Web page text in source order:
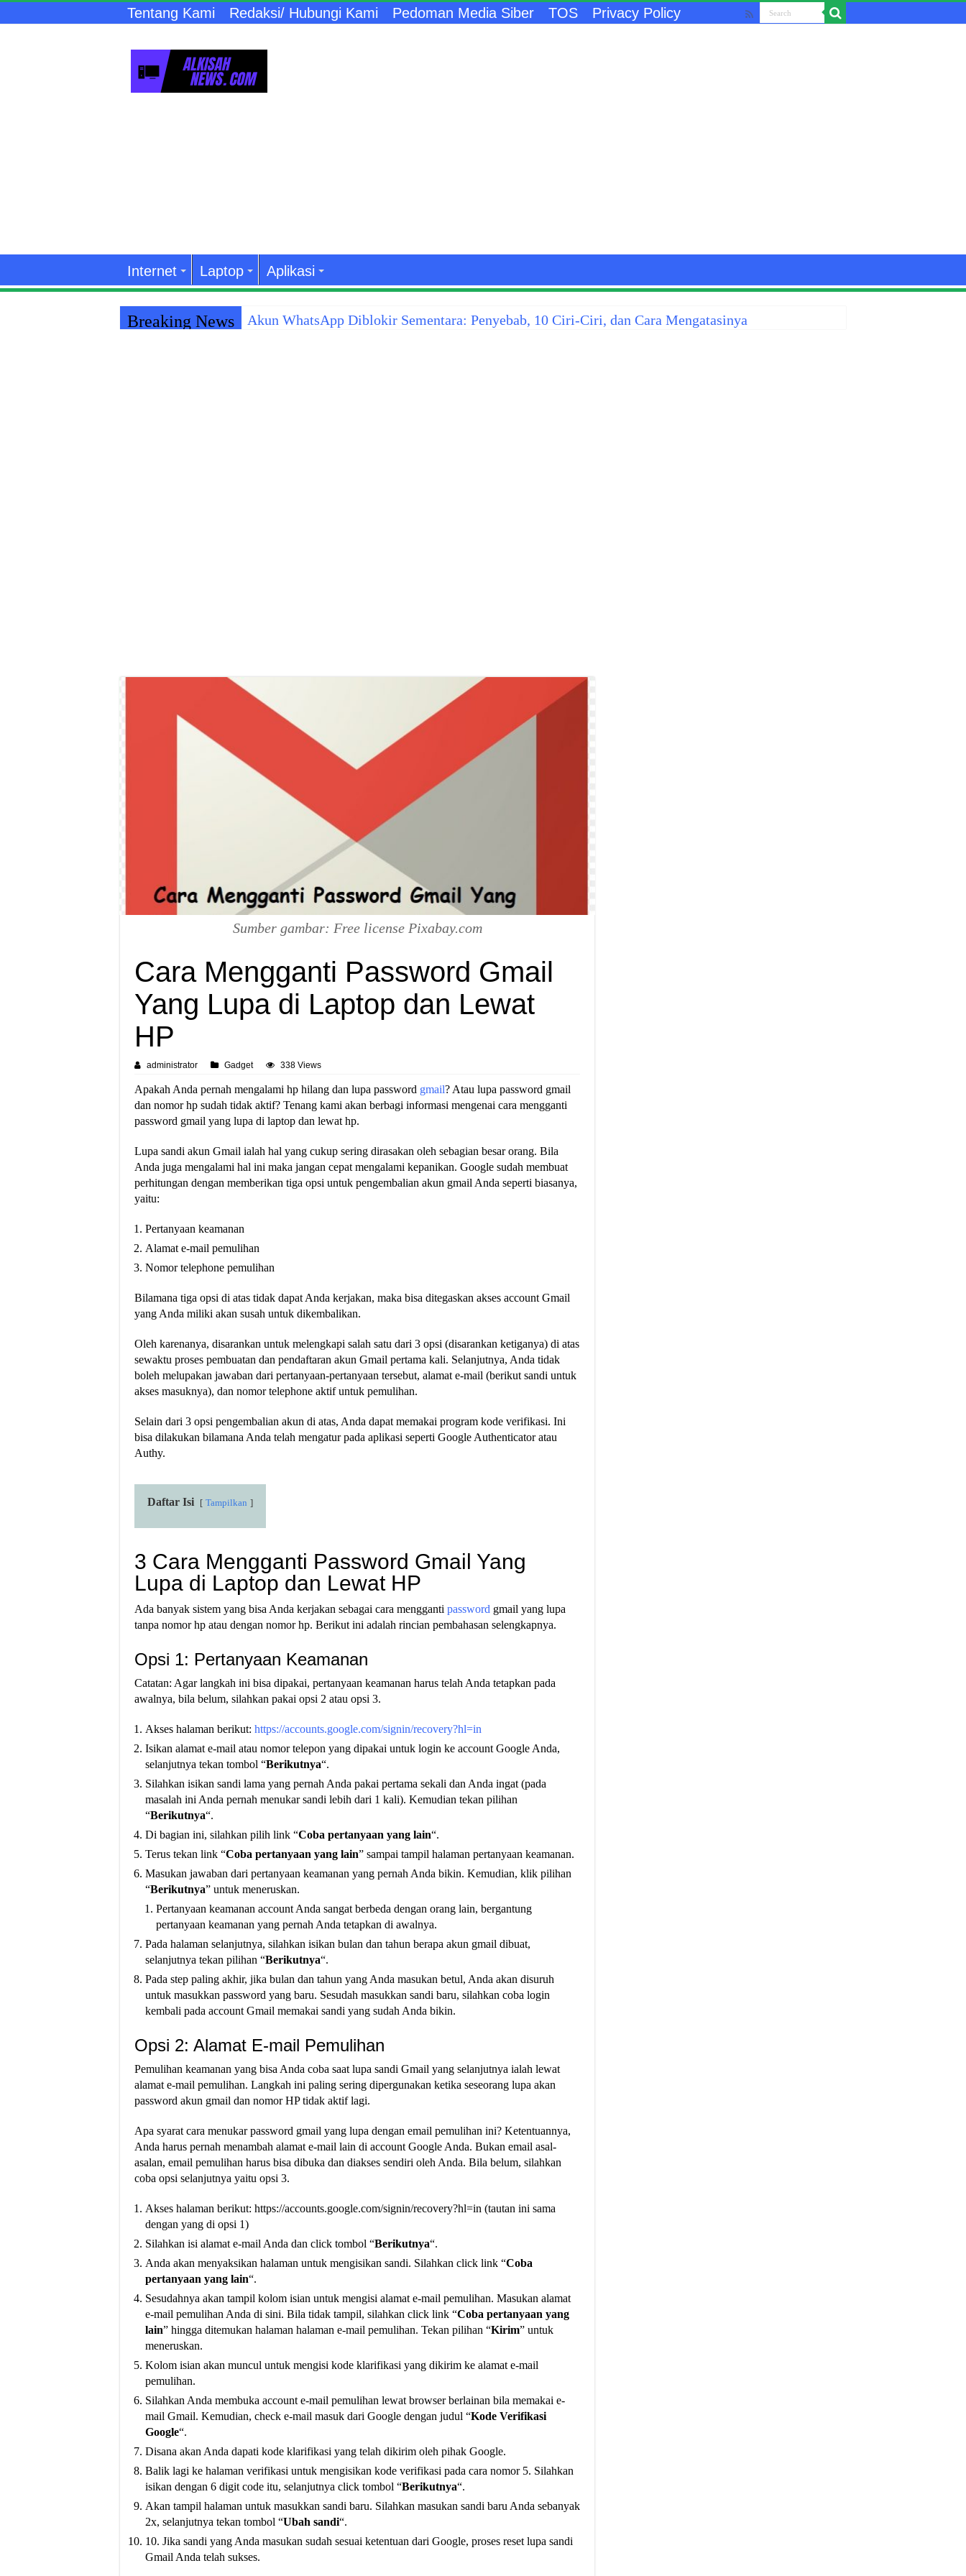
Tentang Kami Redaksi/ Hubungi Kami Pedoman Media Siber TOS Privacy Policy
Internet Laptop Aplikasi
Breaking News Akun WhatsApp Diblokir Sementara: Penyebab, 10 Ciri-Ciri, dan Cara Mengatasinya
Sumber gambar: Free license Pixabay.com
Cara Mengganti Password Gmail
Yang Lupa di Laptop dan Lewat
HP
administrator Gadget 338 Views
Apakah Anda pernah mengalami hp hilang dan lupa password gmail? Atau lupa password gmail
dan nomor hp sudah tidak aktif? Tenang kami akan berbagi informasi mengenai cara mengganti
password gmail yang lupa di laptop dan lewat hp.
Lupa sandi akun Gmail ialah hal yang cukup sering dirasakan oleh sebagian besar orang. Bila
Anda juga mengalami hal ini maka jangan cepat mengalami kepanikan. Google sudah membuat
perhitungan dengan memberikan tiga opsi untuk pengembalian akun gmail Anda seperti biasanya,
yaitu:
Pertanyaan keamanan
Alamat e-mail pemulihan
Nomor telephone pemulihan
Bilamana tiga opsi di atas tidak dapat Anda kerjakan, maka bisa ditegaskan akses account Gmail
yang Anda miliki akan susah untuk dikembalikan.
Oleh karenanya, disarankan untuk melengkapi salah satu dari 3 opsi (disarankan ketiganya) di atas
sewaktu proses pembuatan dan pendaftaran akun Gmail pertama kali. Selanjutnya, Anda tidak
boleh melupakan jawaban dari pertanyaan-pertanyaan tersebut, alamat e-mail (berikut sandi untuk
akses masuknya), dan nomor telephone aktif untuk pemulihan.
Selain dari 3 opsi pengembalian akun di atas, Anda dapat memakai program kode verifikasi. Ini
bisa dilakukan bilamana Anda telah mengatur pada aplikasi seperti Google Authenticator atau
Authy.
Daftar Isi Tampilkan
3 Cara Mengganti Password Gmail Yang
Lupa di Laptop dan Lewat HP
Ada banyak sistem yang bisa Anda kerjakan sebagai cara mengganti password gmail yang lupa
tanpa nomor hp atau dengan nomor hp. Berikut ini adalah rincian pembahasan selengkapnya.
Opsi 1: Pertanyaan Keamanan
Catatan: Agar langkah ini bisa dipakai, pertanyaan keamanan harus telah Anda tetapkan pada
awalnya, bila belum, silahkan pakai opsi 2 atau opsi 3.
Akses halaman berikut: https://accounts.google.com/signin/recovery?hl=in
Isikan alamat e-mail atau nomor telepon yang dipakai untuk login ke account Google Anda,
selanjutnya tekan tombol “Berikutnya“.
Silahkan isikan sandi lama yang pernah Anda pakai pertama sekali dan Anda ingat (pada
masalah ini Anda pernah menukar sandi lebih dari 1 kali). Kemudian tekan pilihan
“Berikutnya“.
Di bagian ini, silahkan pilih link “Coba pertanyaan yang lain“.
Terus tekan link “Coba pertanyaan yang lain” sampai tampil halaman pertanyaan keamanan.
Masukan jawaban dari pertanyaan keamanan yang pernah Anda bikin. Kemudian, klik pilihan
“Berikutnya” untuk meneruskan.
Pertanyaan keamanan account Anda sangat berbeda dengan orang lain, bergantung
pertanyaan keamanan yang pernah Anda tetapkan di awalnya.
Pada halaman selanjutnya, silahkan isikan bulan dan tahun berapa akun gmail dibuat,
selanjutnya tekan pilihan “Berikutnya“.
Pada step paling akhir, jika bulan dan tahun yang Anda masukan betul, Anda akan disuruh
untuk masukkan password yang baru. Sesudah masukkan sandi baru, silahkan coba login
kembali pada account Gmail memakai sandi yang sudah Anda bikin.
Opsi 2: Alamat E-mail Pemulihan
Pemulihan keamanan yang bisa Anda coba saat lupa sandi Gmail yang selanjutnya ialah lewat
alamat e-mail pemulihan. Langkah ini paling sering dipergunakan ketika seseorang lupa akan
password akun gmail dan nomor HP tidak aktif lagi.
Apa syarat cara menukar password gmail yang lupa dengan email pemulihan ini? Ketentuannya,
Anda harus pernah menambah alamat e-mail lain di account Google Anda. Bukan email asal-
asalan, email pemulihan harus bisa dibuka dan diakses sendiri oleh Anda. Bila belum, silahkan
coba opsi selanjutnya yaitu opsi 3.
Akses halaman berikut: https://accounts.google.com/signin/recovery?hl=in (tautan ini sama
dengan yang di opsi 1)
Silahkan isi alamat e-mail Anda dan click tombol “Berikutnya“.
Anda akan menyaksikan halaman untuk mengisikan sandi. Silahkan click link “Coba
pertanyaan yang lain“.
Sesudahnya akan tampil kolom isian untuk mengisi alamat e-mail pemulihan. Masukan alamat
e-mail pemulihan Anda di sini. Bila tidak tampil, silahkan click link “Coba pertanyaan yang
lain” hingga ditemukan halaman halaman e-mail pemulihan. Tekan pilihan “Kirim” untuk
meneruskan.
Kolom isian akan muncul untuk mengisi kode klarifikasi yang dikirim ke alamat e-mail
pemulihan.
Silahkan Anda membuka account e-mail pemulihan lewat browser berlainan bila memakai e-
mail Gmail. Kemudian, check e-mail masuk dari Google dengan judul “Kode Verifikasi
Google“.
Disana akan Anda dapati kode klarifikasi yang telah dikirim oleh pihak Google.
Balik lagi ke halaman verifikasi untuk mengisikan kode verifikasi pada cara nomor 5. Silahkan
isikan dengan 6 digit code itu, selanjutnya click tombol “Berikutnya“.
Akan tampil halaman untuk masukkan sandi baru. Silahkan masukan sandi baru Anda sebanyak
2x, selanjutnya tekan tombol “Ubah sandi“.
10. Jika sandi yang Anda masukan sudah sesuai ketentuan dari Google, proses reset lupa sandi
Gmail Anda telah sukses.